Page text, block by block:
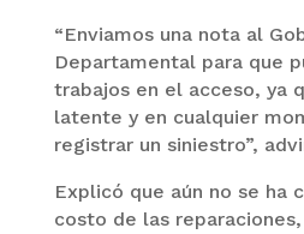
“Enviamos una nota al
Departamental para que
trabajos en el acceso, ya
latente y en cualquier
registrar un siniestro”,
Explicó que aún no se ha
costo de las